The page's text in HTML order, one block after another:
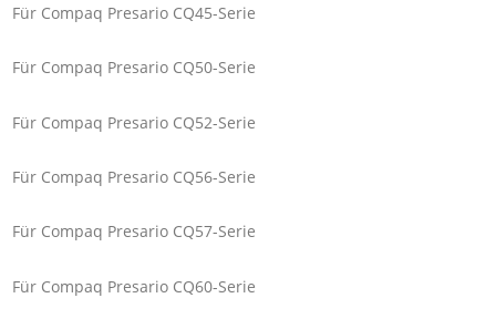
Für Compaq Presario CQ45-Serie
Für Compaq Presario CQ50-Serie
Für Compaq Presario CQ52-Serie
Für Compaq Presario CQ56-Serie
Für Compaq Presario CQ57-Serie
Für Compaq Presario CQ60-Serie